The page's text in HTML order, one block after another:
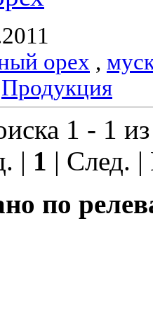
орех ,
Продукция
1 - 1
| 1 | След.
по